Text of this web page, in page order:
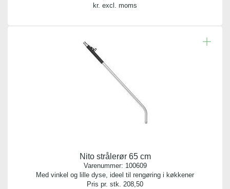
kr. excl. moms
Nito strålerør 65 cm
Varenummer: 100609
Med vinkel og lille dyse, ideel til rengøring i køkkener
Pris pr. stk. 208,50